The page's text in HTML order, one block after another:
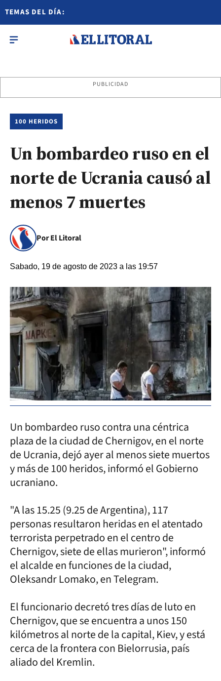
TEMAS DEL DÍA:
PUBLICIDAD
100 HERIDOS
Un bombardeo ruso en el
norte de Ucrania causó al
menos 7 muertes
Por El Litoral
Sabado, 19 de agosto de 2023 a las 19:57
Un bombardeo ruso contra una céntrica
plaza de la ciudad de Chernigov, en el norte
de Ucrania, dejó ayer al menos siete muertos
y más de 100 heridos, informó el Gobierno
ucraniano.
"A las 15.25 (9.25 de Argentina), 117
personas resultaron heridas en el atentado
terrorista perpetrado en el centro de
Chernigov, siete de ellas murieron", informó
el alcalde en funciones de la ciudad,
Oleksandr Lomako, en Telegram.
El funcionario decretó tres días de luto en
Chernigov, que se encuentra a unos 150
kilómetros al norte de la capital, Kiev, y está
cerca de la frontera con Bielorrusia, país
aliado del Kremlin.